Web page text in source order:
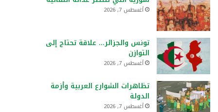
:
أغسطس 7, 2026
تونس والجزائر… علاقة تحتاج إلى
التوازن
أغسطس 7, 2026
تظاهرات الشوارع العربية وأزمة
الدولة
أغسطس 7, 2026